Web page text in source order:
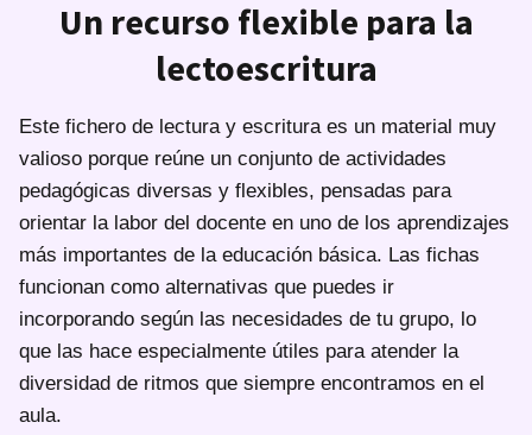
Un recurso flexible para la
lectoescritura
Este fichero de lectura y escritura es un material muy
valioso porque reúne un conjunto de actividades
pedagógicas diversas y flexibles, pensadas para
orientar la labor del docente en uno de los aprendizajes
más importantes de la educación básica. Las fichas
funcionan como alternativas que puedes ir
incorporando según las necesidades de tu grupo, lo
que las hace especialmente útiles para atender la
diversidad de ritmos que siempre encontramos en el
aula.